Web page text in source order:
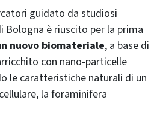
Bologna è riuscito per la prima
nuovo biomateriale, a base di
con nano-particelle
le caratteristiche naturali di un
la foraminifera